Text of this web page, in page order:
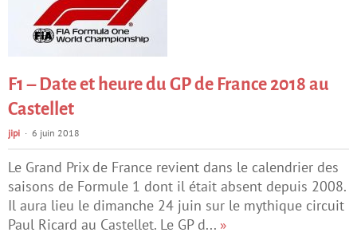
F1 – Date et heure du GP de France 2018 au
Castellet
jipi 6 juin 2018
Le Grand Prix de France revient dans le calendrier des
saisons de Formule 1 dont il était absent depuis 2008.
Il aura lieu le dimanche 24 juin sur le mythique circuit
Paul Ricard au Castellet. Le GP d... »